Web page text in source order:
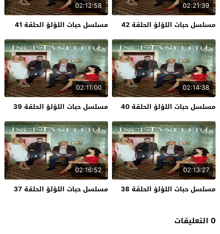
02:21:39
مسلسل حبات اللؤلؤ الحلقة 42
02:12:58
مسلسل حبات اللؤلؤ الحلقة 41
02:14:38
مسلسل حبات اللؤلؤ الحلقة 40
02:11:00
مسلسل حبات اللؤلؤ الحلقة 39
02:13:27
مسلسل حبات اللؤلؤ الحلقة 38
02:16:52
مسلسل حبات اللؤلؤ الحلقة 37
0 التعليقات